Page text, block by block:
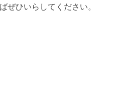
ぜひいらしてください。